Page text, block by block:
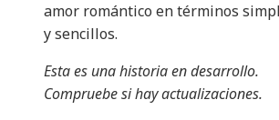
amor romántico en términos
y sencillos.
Esta es una historia en desarrollo.
Compruebe si hay actualizaciones.